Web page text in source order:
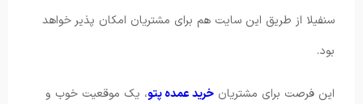
سنفیلا از طریق این سایت هم برای مشتریان امکان پذیر خواهد
بود.
این فرصت برای مشتریان خرید عمده پتو، یک موقعیت خوب و